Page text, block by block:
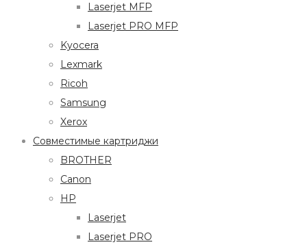
Laserjet MFP
Laserjet PRO MFP
Kyocera
Lexmark
Ricoh
Samsung
Xerox
Совместимые картриджи
BROTHER
Canon
HP
Laserjet
Laserjet PRO